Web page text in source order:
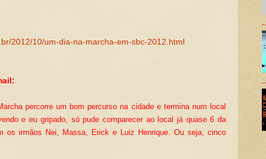
2012/10/um-dia-na-marcha-em-sbc-2012.html
percorre um bom percurso na cidade e termina num local
e eu gripado, só pude comparecer ao local já quase 6 da
os irmãos Nei, Massa, Erick e Luiz Henrique. Ou seja, cinco